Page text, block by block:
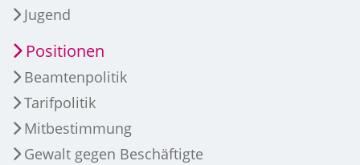
Jugend
Positionen
Beamtenpolitik
Tarifpolitik
Mitbestimmung
Gewalt gegen Beschäftigte